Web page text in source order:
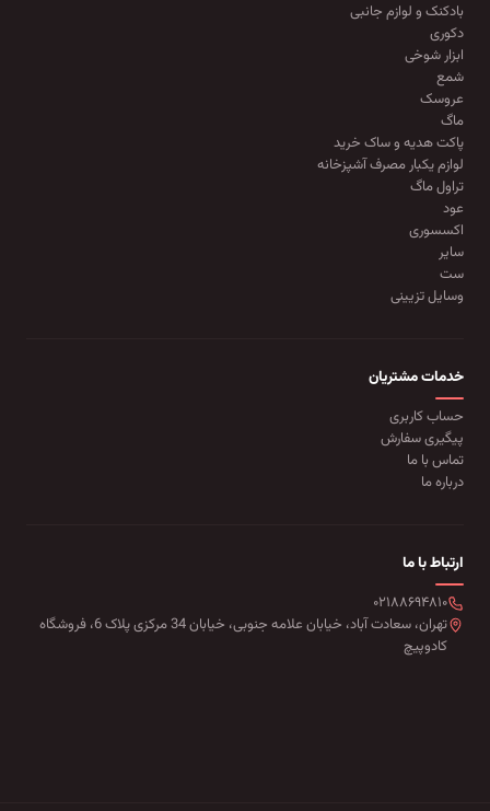
بادکنک و لوازم جانبی
دکوری
ابزار شوخی
شمع
عروسک
ماگ
پاکت هدیه و ساک خرید
لوازم یکبار مصرف آشپزخانه
تراول ماگ
عود
اکسسوری
سایر
ست
وسایل تزیینی
خدمات مشتریان
حساب کاربری
پیگیری سفارش
تماس با ما
درباره ما
ارتباط با ما
۰۲۱۸۸۶۹۴۸۱۰
تهران، سعادت آباد، خیابان علامه جنوبی، خیابان 34 مرکزی پلاک 6، فروشگاه
کادوپیچ